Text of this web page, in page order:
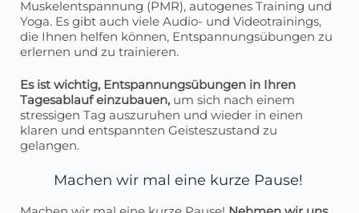
Muskelentspannung (PMR), autogenes Training und
Yoga. Es gibt auch viele Audio- und Videotrainings,
die Ihnen helfen können, Entspannungsübungen zu
erlernen und zu trainieren.
Es ist wichtig, Entspannungsübungen in Ihren
Tagesablauf einzubauen, um sich nach einem
stressigen Tag auszuruhen und wieder in einen
klaren und entspannten Geisteszustand zu
gelangen.
Machen wir mal eine kurze Pause!